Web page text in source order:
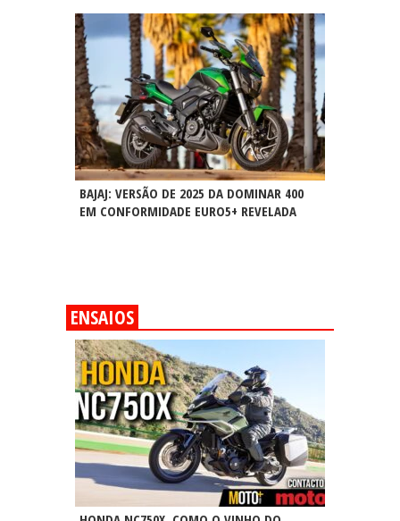
BAJAJ: VERSÃO DE 2025 DA DOMINAR 400
EM CONFORMIDADE EURO5+ REVELADA
ENSAIOS